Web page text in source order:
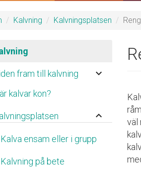
Kalvning Kalvningsplatsen
fram till kalvning keyboard_arrow_down
kalvar kon?
keyboard_arrow_up
Kalva ensam eller i grupp
Kalvning på bete
väl